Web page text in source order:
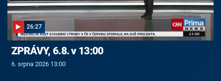
26:27
ZPRÁVY, 6.8. v 13:00
6. srpna 2026 13:00